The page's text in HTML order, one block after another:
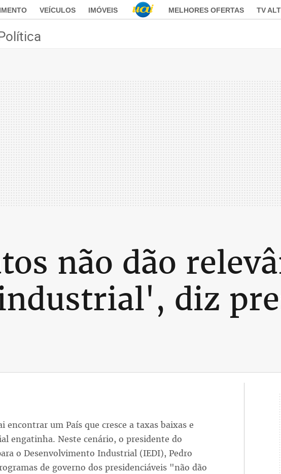
VEÍCULOS IMÓVEIS MELHORES OFERTAS TV
não dão
diz
encontrar um País que cresce a taxas baixas e
engatinha. Neste cenário, o presidente do
o Desenvolvimento Industrial (IEDI), Pedro
de governo dos presidenciáveis "não dão